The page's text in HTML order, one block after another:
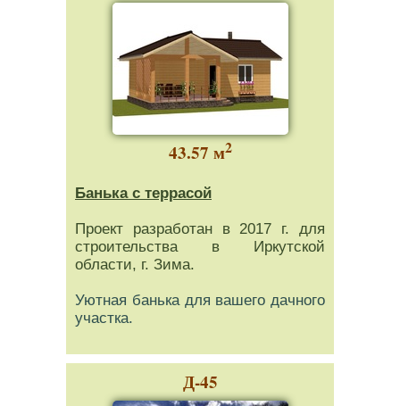
43.57 м2
Банька с террасой
Проект разработан в 2017 г. для
строительства в Иркутской
области, г. Зима.
Уютная банька для вашего дачного
участка.
Д-45